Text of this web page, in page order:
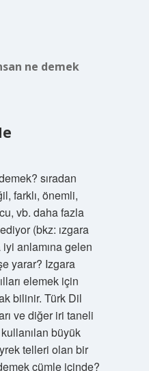
ne demek
sıradan
farklı, önemli,
vb. daha fazla
(bkz: ızgara
anlamına gelen
yarar? Izgara
elemek için
bilinir. Türk Dil
ve diğer iri taneli
büyük
telleri olan bir
cümle içinde?